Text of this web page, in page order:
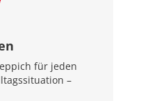
für jeden
–